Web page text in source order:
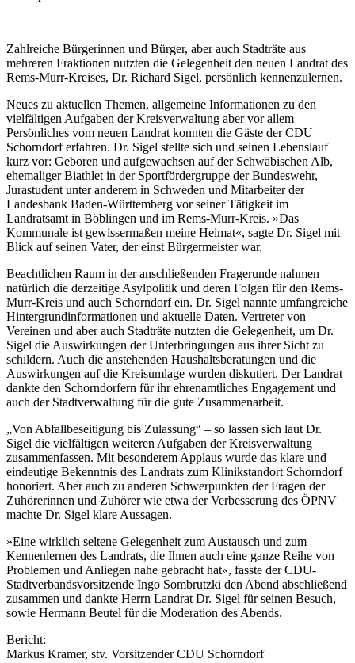
Zahlreiche Bürgerinnen und Bürger, aber auch Stadträte aus
mehreren Fraktionen nutzten die Gelegenheit den neuen Landrat des
Rems-Murr-Kreises, Dr. Richard Sigel, persönlich kennenzulernen.
Neues zu aktuellen Themen, allgemeine Informationen zu den
vielfältigen Aufgaben der Kreisverwaltung aber vor allem
Persönliches vom neuen Landrat konnten die Gäste der CDU
Schorndorf erfahren. Dr. Sigel stellte sich und seinen Lebenslauf
kurz vor: Geboren und aufgewachsen auf der Schwäbischen Alb,
ehemaliger Biathlet in der Sportfördergruppe der Bundeswehr,
Jurastudent unter anderem in Schweden und Mitarbeiter der
Landesbank Baden-Württemberg vor seiner Tätigkeit im
Landratsamt in Böblingen und im Rems-Murr-Kreis. »Das
Kommunale ist gewissermaßen meine Heimat«, sagte Dr. Sigel mit
Blick auf seinen Vater, der einst Bürgermeister war.
Beachtlichen Raum in der anschließenden Fragerunde nahmen
natürlich die derzeitige Asylpolitik und deren Folgen für den Rems-
Murr-Kreis und auch Schorndorf ein. Dr. Sigel nannte umfangreiche
Hintergrundinformationen und aktuelle Daten. Vertreter von
Vereinen und aber auch Stadträte nutzten die Gelegenheit, um Dr.
Sigel die Auswirkungen der Unterbringungen aus ihrer Sicht zu
schildern. Auch die anstehenden Haushaltsberatungen und die
Auswirkungen auf die Kreisumlage wurden diskutiert. Der Landrat
dankte den Schorndorfern für ihr ehrenamtliches Engagement und
auch der Stadtverwaltung für die gute Zusammenarbeit.
„Von Abfallbeseitigung bis Zulassung“ – so lassen sich laut Dr.
Sigel die vielfältigen weiteren Aufgaben der Kreisverwaltung
zusammenfassen. Mit besonderem Applaus wurde das klare und
eindeutige Bekenntnis des Landrats zum Klinikstandort Schorndorf
honoriert. Aber auch zu anderen Schwerpunkten der Fragen der
Zuhörerinnen und Zuhörer wie etwa der Verbesserung des ÖPNV
machte Dr. Sigel klare Aussagen.
»Eine wirklich seltene Gelegenheit zum Austausch und zum
Kennenlernen des Landrats, die Ihnen auch eine ganze Reihe von
Problemen und Anliegen nahe gebracht hat«, fasste der CDU-
Stadtverbandsvorsitzende Ingo Sombrutzki den Abend abschließend
zusammen und dankte Herrn Landrat Dr. Sigel für seinen Besuch,
sowie Hermann Beutel für die Moderation des Abends.
Bericht:
Markus Kramer, stv. Vorsitzender CDU Schorndorf